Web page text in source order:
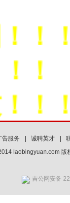
！
！
告服务 诚聘英才
laobingyuan.com 版
吉公网安备